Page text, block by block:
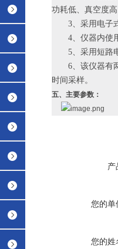
功耗低、真空度
3、采用电子
4、仪器内使
5、采用短路
6、该仪器有
时间采样。
五、主要参数 ：
产
您的单
您的姓